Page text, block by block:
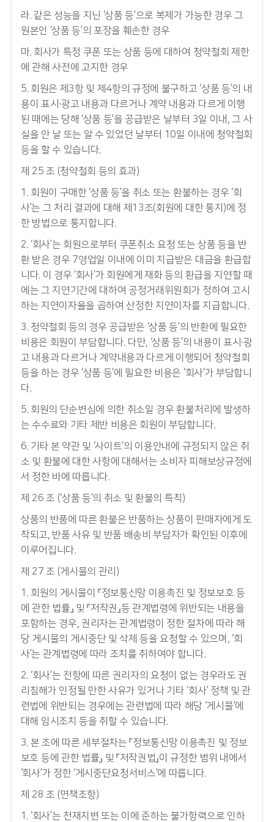
라. 같은 성능을 지닌 ‘상품 등’으로 복제가 가능한 경우 그
원본인 ‘상품 등’의 포장을 훼손한 경우
마. 회사가 특정 쿠폰 또는 상품 등에 대하여 청약철회 제한
에 관해 사전에 고지한 경우
5. 회원은 제3항 및 제4항의 규정에 불구하고 ‘상품 등’의 내
용이 표시∙광고 내용과 다르거나 계약 내용과 다르게 이행
된 때에는 당해 ‘상품 등’을 공급받은 날부터 3일 이내, 그 사
실을 안 날 또는 알 수 있었던 날부터 10일 이내에 청약철회
등을 할 수 있습니다.
제 25 조 (청약철회 등의 효과)
1. 회원이 구매한 ‘상품 등’을 취소 또는 환불하는 경우 ‘회
사’는 그 처리 결과에 대해 제13조(회원에 대한 통지)에 정
한 방법으로 통지합니다.
2. ‘회사’는 회원으로부터 쿠폰취소 요청 또는 상품 등을 반
환 받은 경우 7영업일 이내에 이미 지급받은 대금을 환급합
니다. 이 경우 ‘회사’가 회원에게 재화 등의 환급을 지연할 때
에는 그 지연기간에 대하여 공정거래위원회가 정하여 고시
하는 지연이자율을 곱하여 산정한 지연이자를 지급합니다.
3. 청약철회 등의 경우 공급받은 ‘상품 등’의 반환에 필요한
비용은 회원이 부담합니다. 다만, ‘상품 등’의 내용이 표시∙광
고 내용과 다르거나 계약내용과 다르게 이행되어 청약철회
등을 하는 경우 ‘상품 등’에 필요한 비용은 ‘회사’가 부담합니
다.
5. 회원의 단순변심에 의한 취소일 경우 환불처리에 발생하
는 수수료와 기타 제반 비용은 회원이 부담합니다.
6. 기타 본 약관 및 ‘사이트’의 이용안내에 규정되지 않은 취
소 및 환불에 대한 사항에 대해서는 소비자 피해보상규정에
서 정한 바에 따릅니다.
제 26 조 (‘상품 등’의 취소 및 환불의 특칙)
상품의 반품에 따른 환불은 반품하는 상품이 판매자에게 도
착되고, 반품 사유 및 반품 배송비 부담자가 확인된 이후에
이루어집니다.
제 27 조 (게시물의 관리)
1. 회원의 게시물이 『정보통신망 이용촉진 및 정보보호 등
에 관한 법률』 및 『저작권』등 관계법령에 위반되는 내용을
포함하는 경우, 권리자는 관계법령이 정한 절차에 따라 해
당 게시물의 게시중단 및 삭제 등을 요청할 수 있으며, ‘회
사’는 관계법령에 따라 조치를 취하여야 합니다.
2. ‘회사’는 전항에 따른 권리자의 요청이 없는 경우라도 권
리침해가 인정될 만한 사유가 있거나 기타 ‘회사’ 정책 및 관
련법에 위반되는 경우에는 관련법에 따라 해당 ‘게시물’에
대해 임시조치 등을 취할 수 있습니다.
3. 본 조에 따른 세부절차는 『정보통신망 이용촉진 및 정보
보호 등에 관한 법률』 및 『저작권법』이 규정한 범위 내에서
‘회사’가 정한 ‘게시중단요청서비스’에 따릅니다.
제 28 조 (면책조항)
1. ‘회사’는 천재지변 또는 이에 준하는 불가항력으로 인하